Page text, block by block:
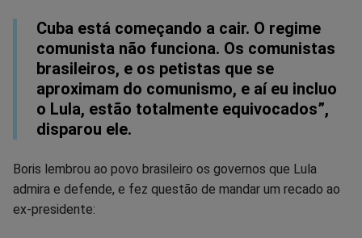
Cuba está começando a cair. O regime
comunista não funciona. Os comunistas
brasileiros, e os petistas que se
aproximam do comunismo, e aí eu incluo
o Lula, estão totalmente equivocados”,
disparou ele.
Boris lembrou ao povo brasileiro os governos que Lula
admira e defende, e fez questão de mandar um recado ao
ex-presidente: